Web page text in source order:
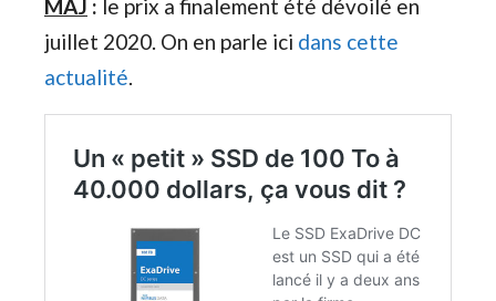
MAJ : le prix a finalement été dévoilé en
juillet 2020. On en parle ici dans cette
actualité.